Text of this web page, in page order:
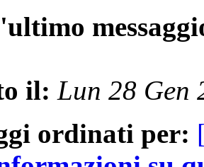
il: Lun 28 Gen
ordinati per: